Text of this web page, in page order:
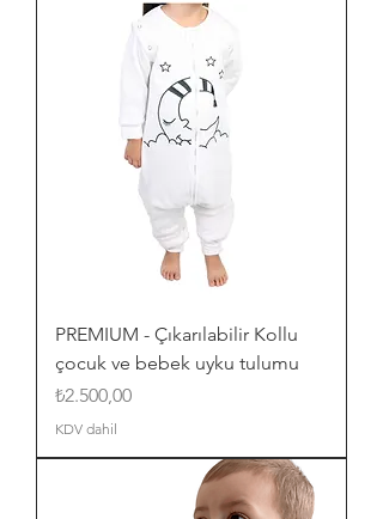
PREMIUM - Çıkarılabilir Kollu
çocuk ve bebek uyku tulumu
Fiyat
₺2.500,00
KDV dahil